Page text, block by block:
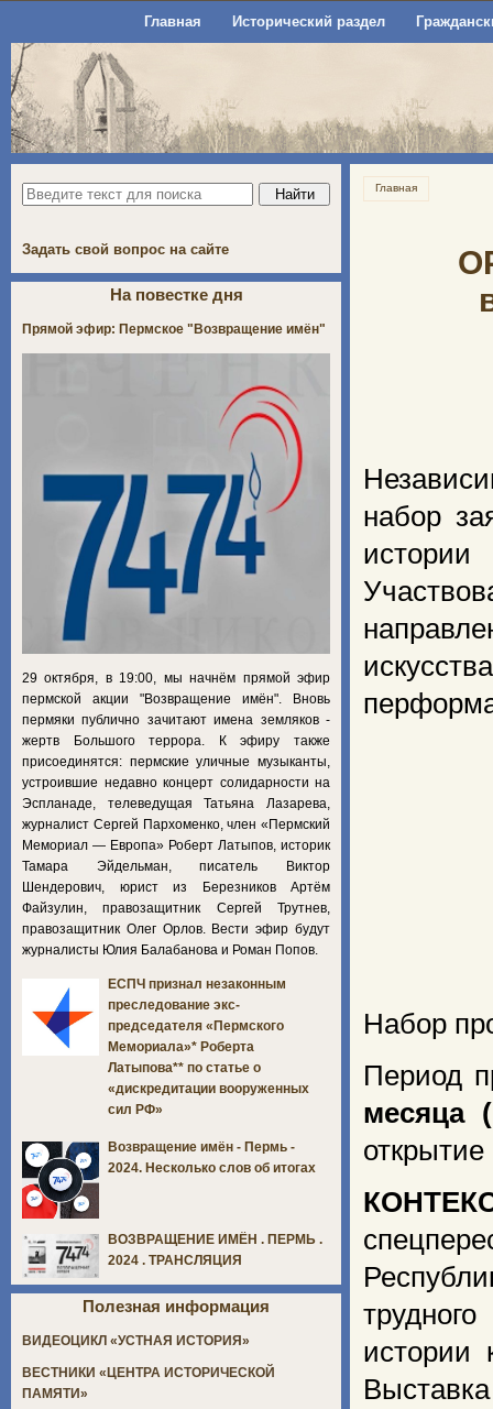
Главная Исторический раздел
Главная
набор
истории
Набор
Период
месяца
истории
Задать свой вопрос на сайте
На повестке дня
Прямой эфир: Пермское "Возвращение имён"
29 октября, в 19:00, мы начнём прямой эфир
пермской акции "Возвращение имён". Вновь
пермяки публично зачитают имена земляков -
жертв Большого террора. К эфиру также
присоединятся: пермские уличные музыканты,
устроившие недавно концерт солидарности на
Эспланаде, телеведущая Татьяна Лазарева,
журналист Сергей Пархоменко, член «Пермский
Мемориал — Европа» Роберт Латыпов, историк
Тамара Эйдельман, писатель Виктор
Шендерович, юрист из Березников Артём
Файзулин, правозащитник Сергей Трутнев,
правозащитник Олег Орлов. Вести эфир будут
журналисты Юлия Балабанова и Роман Попов.
ЕСПЧ признал незаконным
преследование экс-
председателя «Пермского
Мемориала»* Роберта
Латыпова** по статье о
«дискредитации вооруженных
сил РФ»
Возвращение имён - Пермь -
2024. Несколько слов об итогах
ВОЗВРАЩЕНИЕ ИМЁН . ПЕРМЬ .
2024 . ТРАНСЛЯЦИЯ
Полезная информация
ВИДЕОЦИКЛ «УСТНАЯ ИСТОРИЯ»
ВЕСТНИКИ «ЦЕНТРА ИСТОРИЧЕСКОЙ
ПАМЯТИ»